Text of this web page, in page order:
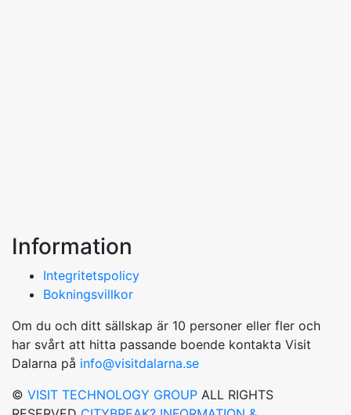
Information
Integritetspolicy
Bokningsvillkor
Om du och ditt sällskap är 10 personer eller fler och
har svårt att hitta passande boende kontakta Visit
Dalarna på info@visitdalarna.se
© VISIT TECHNOLOGY GROUP ALL RIGHTS